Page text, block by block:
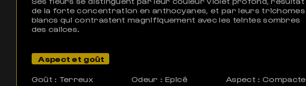
de la forte concentration en anthocyanes, et par leurs trichomes
blancs qui contrastent magnifiquement avec les teintes sombres
des calices.
Aspect et goût
Goût : Terreux Odeur : Epicé Aspect : Compacte